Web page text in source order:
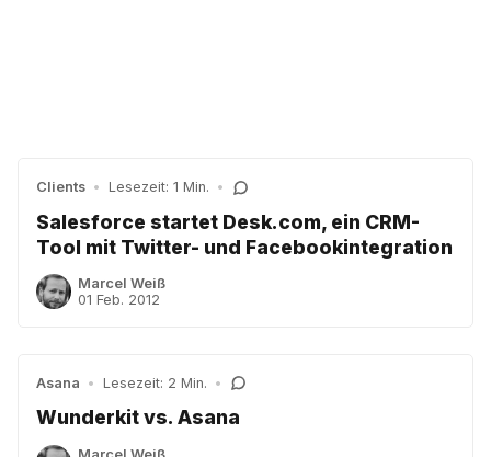
Clients • Lesezeit: 1 Min. •
Salesforce startet Desk.com, ein CRM-
Tool mit Twitter- und Facebookintegration
Marcel Weiß
01 Feb. 2012
Asana • Lesezeit: 2 Min. •
Wunderkit vs. Asana